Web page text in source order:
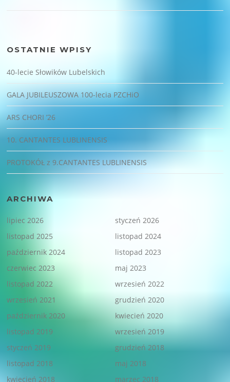
OSTATNIE WPISY
40-lecie Słowików Lubelskich
GALA JUBILEUSZOWA 100-lecia PZCHiO
ARS CHORI ’26
10. CANTANTES LUBLINENSIS
PROTOKÓŁ z 9.CANTANTES LUBLINENSIS
ARCHIWA
lipiec 2026
styczeń 2026
listopad 2025
listopad 2024
październik 2024
listopad 2023
czerwiec 2023
maj 2023
listopad 2022
wrzesień 2022
wrzesień 2021
grudzień 2020
październik 2020
kwiecień 2020
listopad 2019
wrzesień 2019
styczeń 2019
grudzień 2018
listopad 2018
maj 2018
kwiecień 2018
marzec 2018